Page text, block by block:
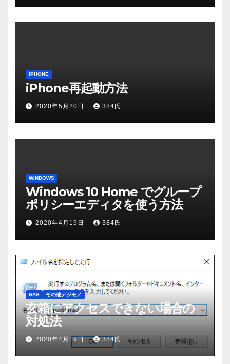
IPHONE
iPhone再起動方法
2020年5月20日 384氏
WINDOWS
Windows 10 Home でグループ
ポリシーエディタを使う方法
2020年4月19日 384氏
NAS その他デジモノ
玄箱にアクセスできない場合の
対処法
2020年4月19日 384氏